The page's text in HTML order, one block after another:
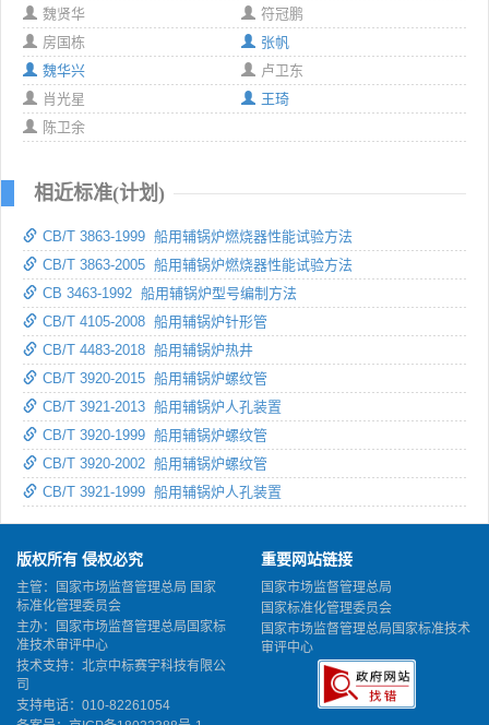
魏贤华
符冠鹏
房国栋
张帆
魏华兴
卢卫东
肖光星
王琦
陈卫余
相近标准(计划)
CB/T 3863-1999 船用辅锅炉燃烧器性能试验方法
CB/T 3863-2005 船用辅锅炉燃烧器性能试验方法
CB 3463-1992 船用辅锅炉型号编制方法
CB/T 4105-2008 船用辅锅炉针形管
CB/T 4483-2018 船用辅锅炉热井
CB/T 3920-2015 船用辅锅炉螺纹管
CB/T 3921-2013 船用辅锅炉人孔装置
CB/T 3920-1999 船用辅锅炉螺纹管
CB/T 3920-2002 船用辅锅炉螺纹管
CB/T 3921-1999 船用辅锅炉人孔装置
版权所有 侵权必究
主管：国家市场监督管理总局 国家
标准化管理委员会
主办：国家市场监督管理总局国家标
准技术审评中心
技术支持：北京中标赛宇科技有限公
司
支持电话：010-82261054
重要网站链接
国家市场监督管理总局
国家标准化管理委员会
国家市场监督管理总局国家标准技术
审评中心